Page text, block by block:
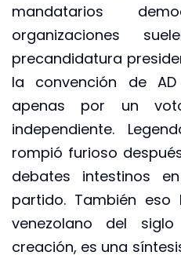
mandatarios
organizaciones
precandidatura
la convención de
apenas por un
independiente.
rompió furioso
debates intestinos
partido. También
venezolano del
creación, es una